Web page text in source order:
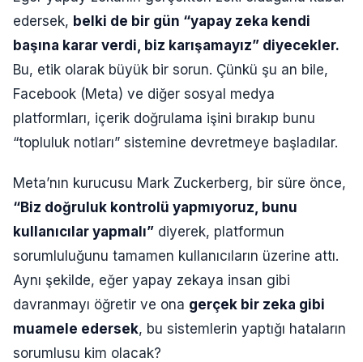
edersek, belki de bir gün “yapay zeka kendi
başına karar verdi, biz karışamayız” diyecekler.
Bu, etik olarak büyük bir sorun. Çünkü şu an bile,
Facebook (Meta) ve diğer sosyal medya
platformları, içerik doğrulama işini bırakıp bunu
“topluluk notları” sistemine devretmeye başladılar.
Meta’nın kurucusu Mark Zuckerberg, bir süre önce,
“Biz doğruluk kontrolü yapmıyoruz, bunu
kullanıcılar yapmalı” diyerek, platformun
sorumluluğunu tamamen kullanıcıların üzerine attı.
Aynı şekilde, eğer yapay zekaya insan gibi
davranmayı öğretir ve ona gerçek bir zeka gibi
muamele edersek, bu sistemlerin yaptığı hataların
sorumlusu kim olacak?